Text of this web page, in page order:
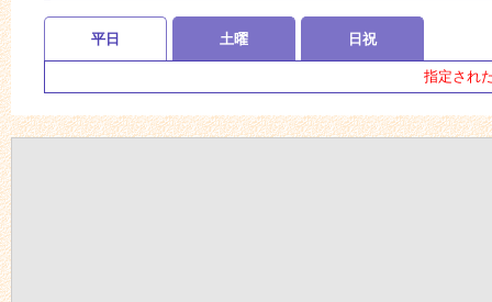
平日 土曜 日祝
指定され